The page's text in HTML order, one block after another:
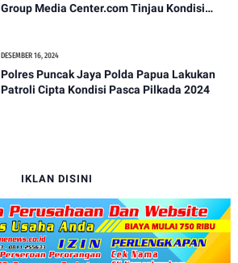
Group Media Center.com Tinjau Kondisi
DESEMBER 16, 2024
Polres Puncak Jaya Polda Papua Lakukan
Patroli Cipta Kondisi Pasca Pilkada 2024
IKLAN DISINI